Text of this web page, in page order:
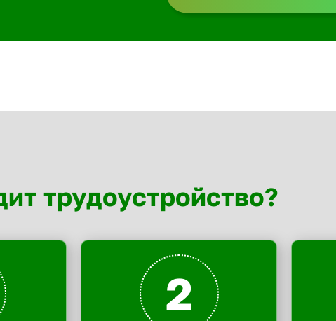
трудоустройство?
2